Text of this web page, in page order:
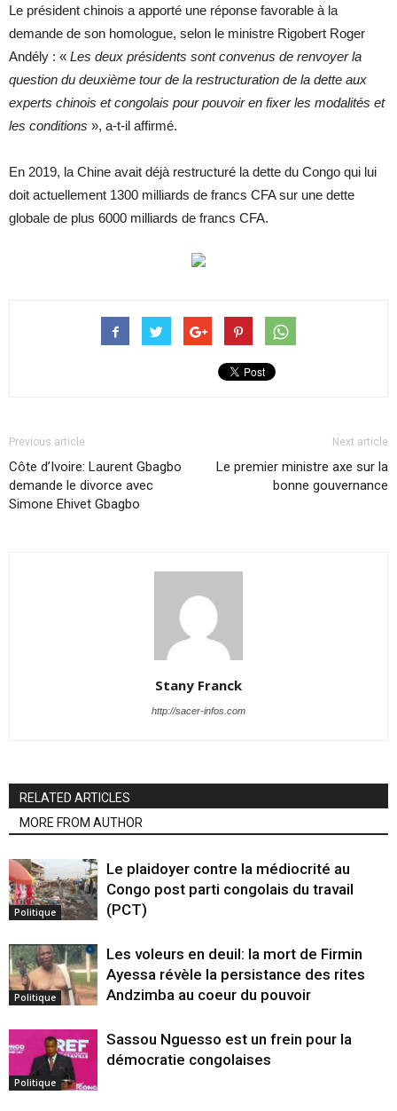
Le président chinois a apporté une réponse favorable à la
demande de son homologue, selon le ministre Rigobert Roger
Andély : « Les deux présidents sont convenus de renvoyer la
question du deuxième tour de la restructuration de la dette aux
experts chinois et congolais pour pouvoir en fixer les modalités et
les conditions », a-t-il affirmé.
En 2019, la Chine avait déjà restructuré la dette du Congo qui lui
doit actuellement 1300 milliards de francs CFA sur une dette
globale de plus 6000 milliards de francs CFA.
Previous article
Côte d’Ivoire: Laurent Gbagbo
demande le divorce avec
Simone Ehivet Gbagbo
Next article
Le premier ministre axe sur la
bonne gouvernance
Stany Franck
http://sacer-infos.com
RELATED ARTICLES
MORE FROM AUTHOR
Politique
Le plaidoyer contre la médiocrité au
Congo post parti congolais du travail
(PCT)
Politique
Les voleurs en deuil: la mort de Firmin
Ayessa révèle la persistance des rites
Andzimba au coeur du pouvoir
Politique
Sassou Nguesso est un frein pour la
démocratie congolaises